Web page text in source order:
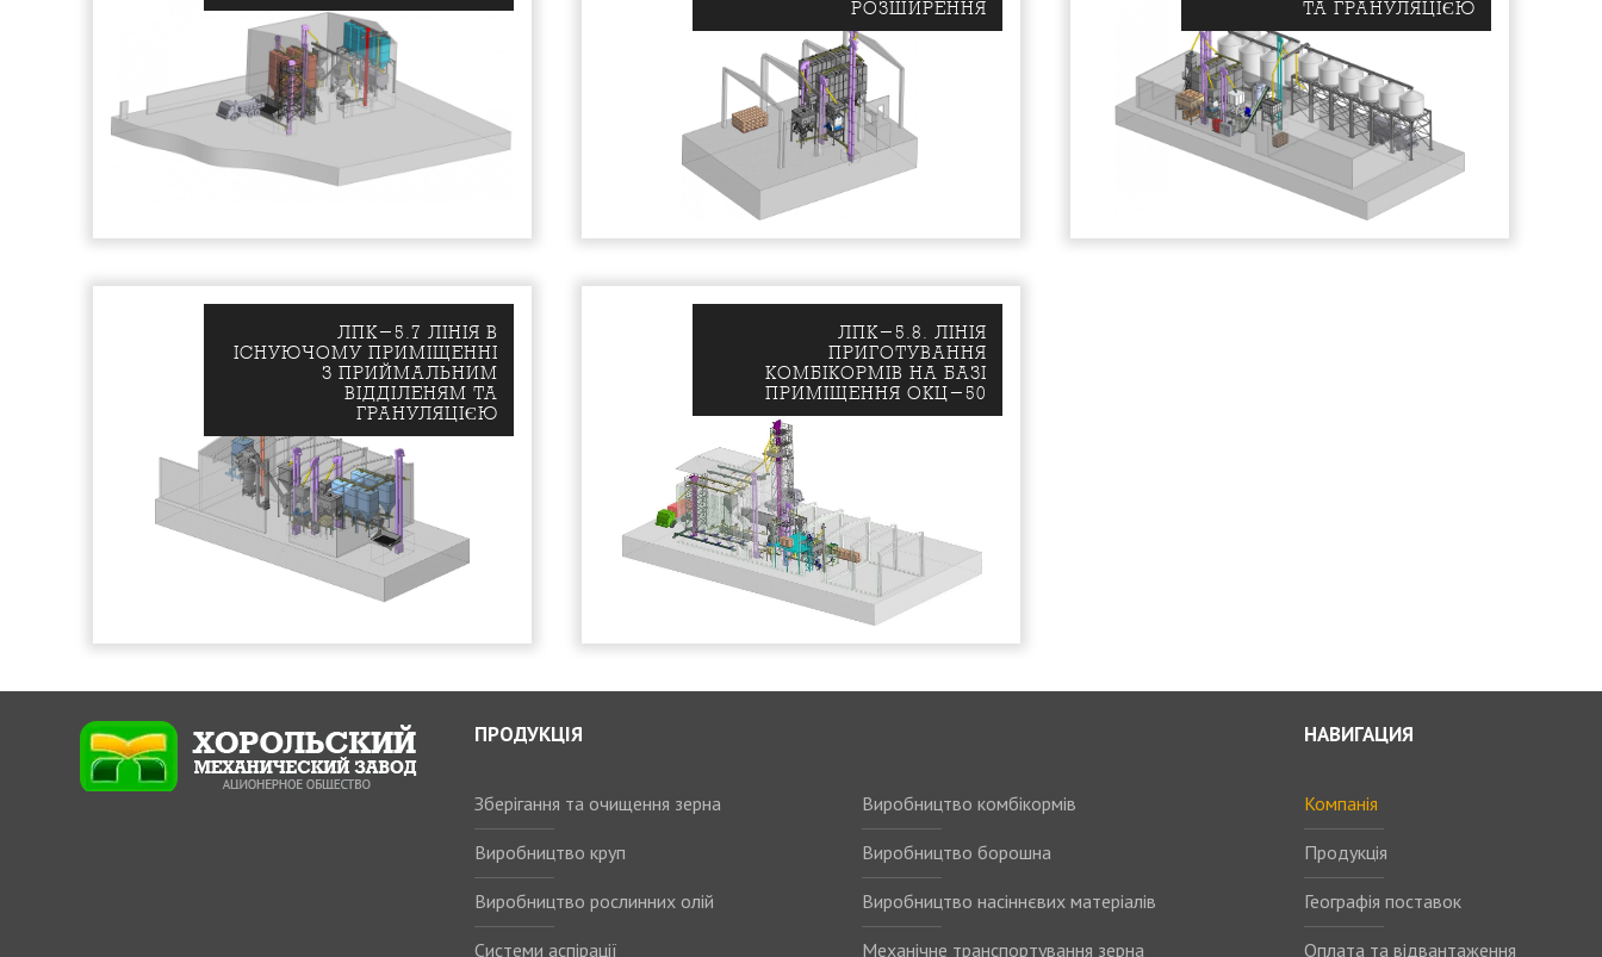
РОЗШИРЕННЯ ТА ГРАНУЛЯЦIЄЮ
ЛПК-5.7 ЛIНIЯ В
IСНУЮЧОМУ ПРИМIЩЕННI
З ПРИЙМАЛЬНИМ
ВIДДIЛЕНЯМ ТА
ГРАНУЛЯЦIЄЮ
ЛПК-5.8. ЛIНIЯ
ПРИГОТУВАННЯ
КОМБIКОРМIВ НА БАЗI
ПРИМIЩЕННЯ ОКЦ-50
ПРОДУКЦІЯ
Зберігання та очищення зерна Виробництво комбікормів
Виробництво круп Виробництво борошна
Виробництво рослинних олій Виробництво насіннєвих матеріалів
Системи аспірації Механічне транспортування зерна
НАВИГАЦИЯ
Компанія
Продукція
Географія поставок
Оплата та відвантаження